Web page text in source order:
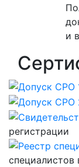
и
регистрации